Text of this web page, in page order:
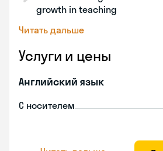
growth in teaching
Читать дальше
Услуги и цены
Английский язык
С носителем